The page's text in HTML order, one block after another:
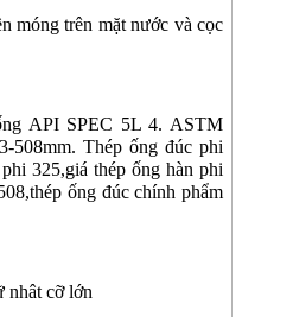
móng trên mặt nước và cọc
API SPEC 5L 4. ASTM
508mm.Thép ống đúc phi
325,giá thép ống hàn phi
ống đúc chính phẩm
nhât cỡ lớn